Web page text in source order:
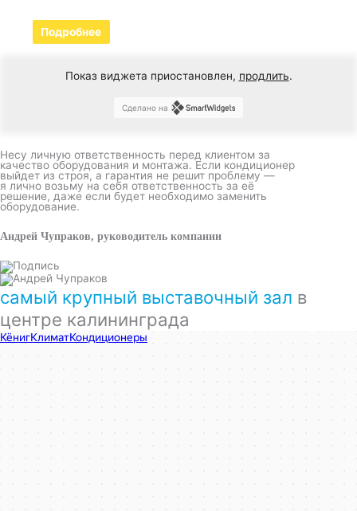
Подробнее
Показ виджета приостановлен, продлить.
Сделано на
Несу личную ответственность перед клиентом за
качество оборудования и монтажа. Если кондиционер
выйдет из строя, а гарантия не решит проблему —
я лично возьму на себя ответственность за её
решение, даже если будет необходимо заменить
оборудование.
Андрей Чупраков, руководитель компании
самый крупный выставочный зал в
центре калининграда
КёнигКлимат
Кондиционеры в Калининграде